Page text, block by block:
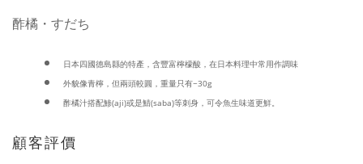
酢橘・すだち
日本四國德島縣的特產 ，含豐富檸檬酸，在日本料理中常用作調味
外貌像青檸，但兩頭較圓，重量只有~30g
酢橘汁搭配鯵(aji)或是鯖(saba)等刺身，可令魚生味道更鮮。
顧客評價